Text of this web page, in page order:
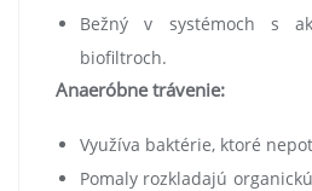
Bežný v systémoch s
biofiltroch.
Anaeróbne trávenie:
Využíva baktérie, ktoré
Pomaly rozkladajú